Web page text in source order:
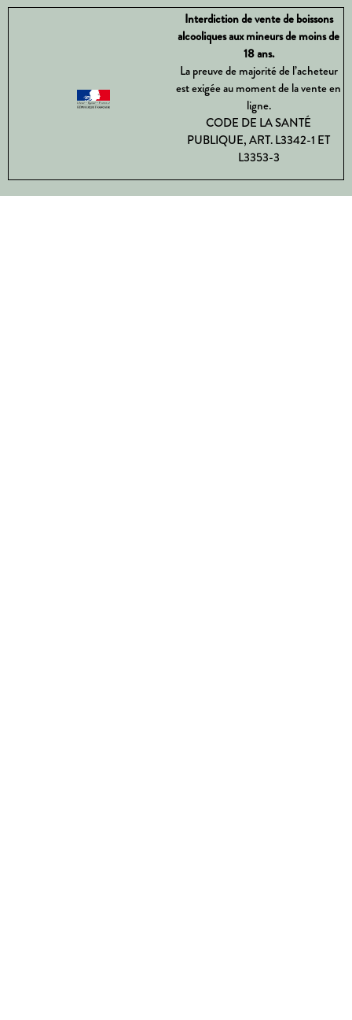
Interdiction de vente de boissons
alcooliques aux mineurs de moins de
18 ans.
La preuve de majorité de l’acheteur
est exigée au moment de la vente en
ligne.
CODE DE LA SANTÉ
PUBLIQUE, ART. L3342-1 ET
L3353-3